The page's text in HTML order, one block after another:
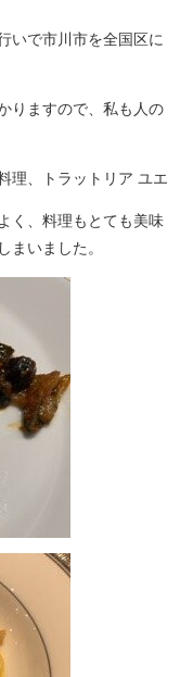
いで市川市を全国区に
りますので、私も人の
理、トラットリア ユエ
く、料理もとても美味
まいました。